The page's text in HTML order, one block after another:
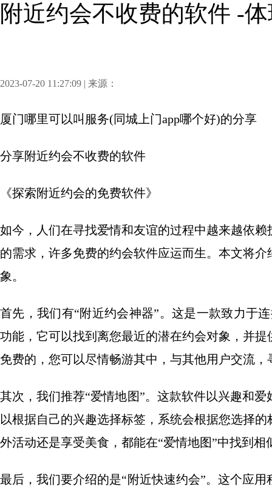
附近约会不收费的软件 -
2023-07-20 11:27:09 | 来源：
厦门哪里可以叫服务(同城上门app哪个好)的分享
分享附近约会不收费的软件
《探索附近约会的免费软件》
如今，人们在寻找爱情和友谊的过程中越来越依
的需求，许多免费的约会软件应运而生。本文将
象。
首先，我们有“附近约会神器”。这是一款致力于
功能，它可以找到离您最近的潜在约会对象，并
免费的，您可以尽情畅游其中，与其他用户交流
其次，我们推荐“爱情地图”。这款软件以兴趣和
以根据自己的兴趣选择标签，系统会根据您选择
外活动还是享受美食，都能在“爱情地图”中找到相
最后，我们要介绍的是“附近快速约会”。这个应